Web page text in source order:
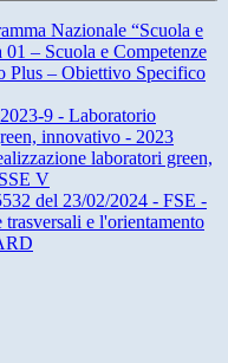
Nazionale “Scuola e
– Scuola e Competenze
Plus – Obiettivo Specifico
9 - Laboratorio
innovativo - 2023
laboratori green,
V
del 23/02/2024 - FSE -
trasversali e l'orientamento